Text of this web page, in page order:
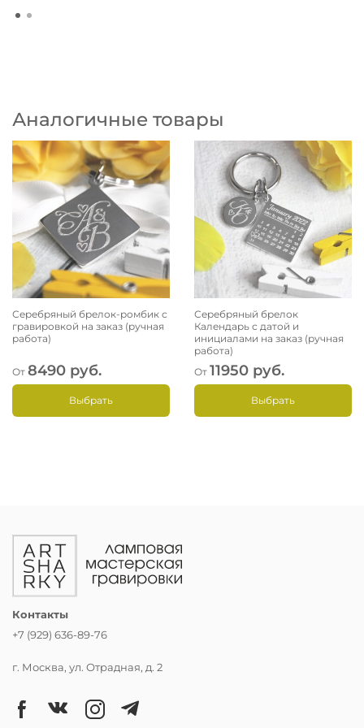
Аналогичные товары
Серебряный брелок-ромбик с
гравировкой на заказ (ручная
работа)
От 8490 руб.
Выбрать
Серебряный брелок
Календарь с датой и
инициалами на заказ (ручная
работа)
От 11950 руб.
Выбрать
Контакты
+7 (929) 636-89-76
г. Москва, ул. Отрадная, д. 2